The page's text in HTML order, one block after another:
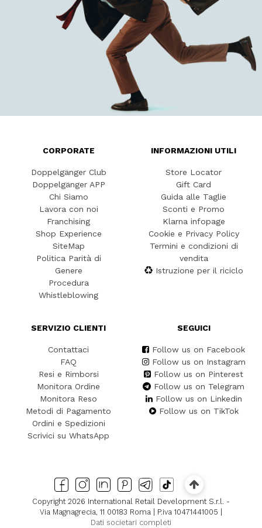
CORPORATE
Doppelgänger Club
Doppelgänger APP
Chi Siamo
Lavora con noi
Franchising
Shop Experience
SiteMap
Politica Parità di
Genere
Procedura
Whistleblowing
INFORMAZIONI UTILI
Store Locator
Gift Card
Guida alle Taglie
Sconti e Promo
Klarna infopage
Cookie e Privacy Policy
Termini e condizioni di
vendita
Istruzione per il riciclo
SERVIZIO CLIENTI
Contattaci
FAQ
Resi e Rimborsi
Monitora Ordine
Monitora Reso
Metodi di Pagamento
Ordini e Spedizioni
Scrivici su WhatsApp
SEGUICI
Follow us on Facebook
Follow us on Instagram
Follow us on Pinterest
Follow us on Telegram
Follow us on Linkedin
Follow us on TikTok
Copyright 2026 International Retail Development S.r.l. -
Via Magnagrecia, 11 00183 Roma | P.iva 10471441005 |
Dati societari completi